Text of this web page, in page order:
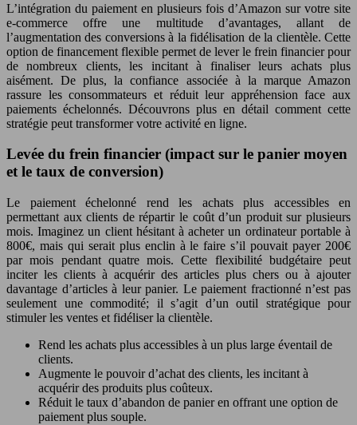
L’intégration du paiement en plusieurs fois d’Amazon sur votre site
e-commerce offre une multitude d’avantages, allant de
l’augmentation des conversions à la fidélisation de la clientèle. Cette
option de financement flexible permet de lever le frein financier pour
de nombreux clients, les incitant à finaliser leurs achats plus
aisément. De plus, la confiance associée à la marque Amazon
rassure les consommateurs et réduit leur appréhension face aux
paiements échelonnés. Découvrons plus en détail comment cette
stratégie peut transformer votre activité en ligne.
Levée du frein financier (impact sur le panier moyen
et le taux de conversion)
Le paiement échelonné rend les achats plus accessibles en
permettant aux clients de répartir le coût d’un produit sur plusieurs
mois. Imaginez un client hésitant à acheter un ordinateur portable à
800€, mais qui serait plus enclin à le faire s’il pouvait payer 200€
par mois pendant quatre mois. Cette flexibilité budgétaire peut
inciter les clients à acquérir des articles plus chers ou à ajouter
davantage d’articles à leur panier. Le paiement fractionné n’est pas
seulement une commodité; il s’agit d’un outil stratégique pour
stimuler les ventes et fidéliser la clientèle.
Rend les achats plus accessibles à un plus large éventail de
clients.
Augmente le pouvoir d’achat des clients, les incitant à
acquérir des produits plus coûteux.
Réduit le taux d’abandon de panier en offrant une option de
paiement plus souple.